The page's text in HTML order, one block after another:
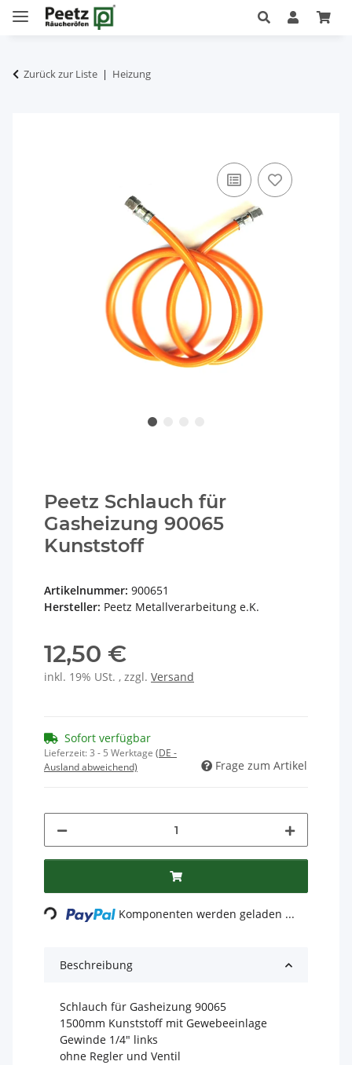
Zurück zur Liste Heizung
Peetz Schlauch für
Gasheizung 90065
Kunststoff
Artikelnummer: 900651
Hersteller: Peetz Metallverarbeitung e.K.
12,50 €
inkl. 19% USt. , zzgl. Versand
Sofort verfügbar
Lieferzeit:3 - 5 Werktage (DE -
Ausland abweichend)
Frage zum Artikel
Loading... Komponenten werden geladen ...
Beschreibung
Schlauch für Gasheizung 90065
1500mm Kunststoff mit Gewebeeinlage
Gewinde 1/4" links
ohne Regler und Ventil